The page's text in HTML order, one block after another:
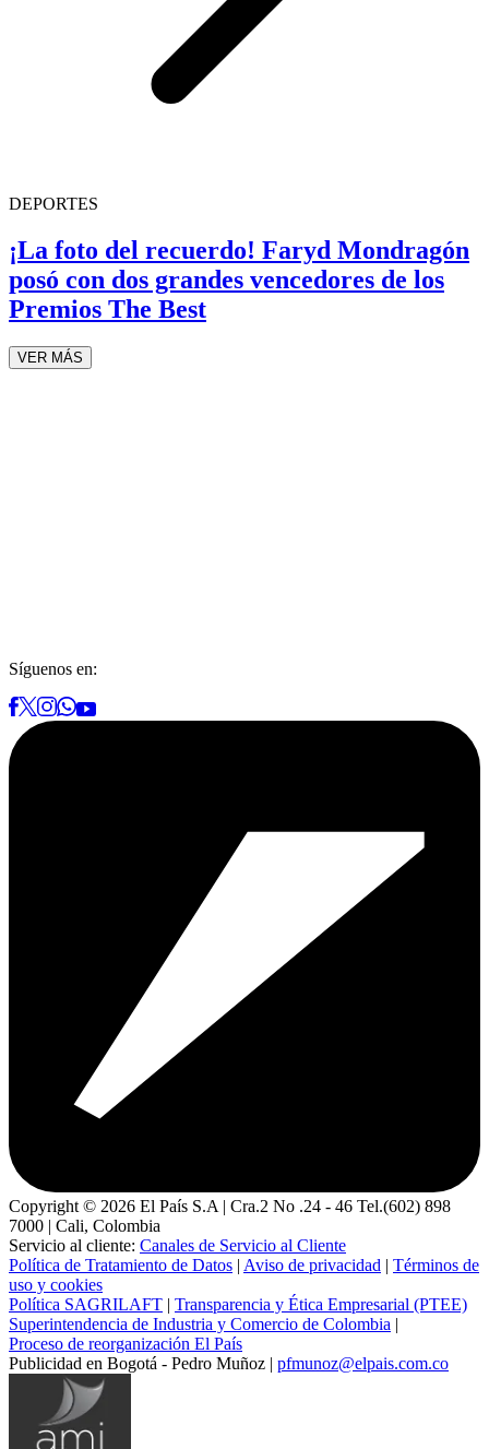
DEPORTES
¡La foto del recuerdo! Faryd Mondragón
posó con dos grandes vencedores de los
Premios The Best
VER MÁS
Síguenos en:
Copyright © 2026 El País S.A | Cra.2 No .24 - 46 Tel.(602) 898
7000 | Cali, Colombia
Servicio al cliente: Canales de Servicio al Cliente
Política de Tratamiento de Datos | Aviso de privacidad | Términos de
uso y cookies
Política SAGRILAFT | Transparencia y Ética Empresarial (PTEE)
Superintendencia de Industria y Comercio de Colombia |
Proceso de reorganización El País
Publicidad en Bogotá - Pedro Muñoz | pfmunoz@elpais.com.co